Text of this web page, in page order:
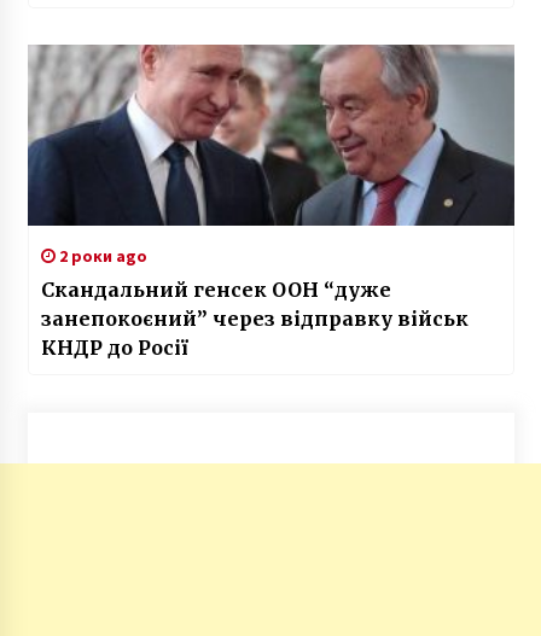
2 роки ago
Скандальний генсек ООН “дуже
занепокоєний” через відправку військ
КНДР до Росії